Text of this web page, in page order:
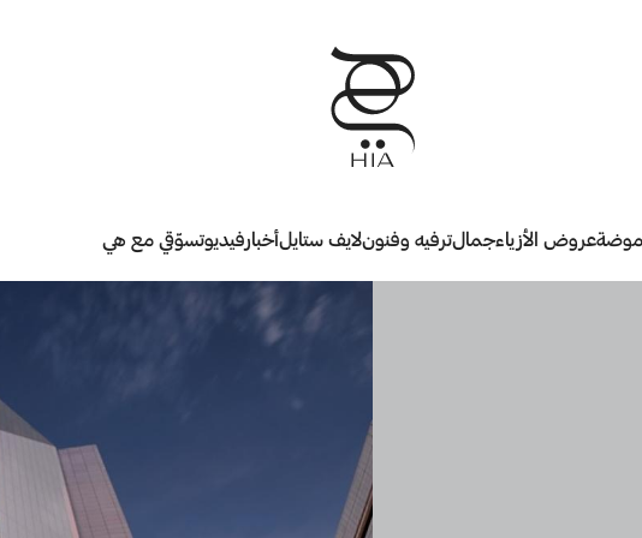
موضةعروض الأزياءجمالترفيه وفنونلايف ستايلأخبارفيديوتسوّقي مع هي